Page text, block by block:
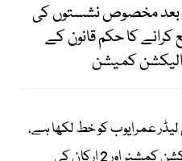
بعد مخصوص نشستوں کی
کا حکم قانون کے
کمیشن
عمرایوب کو خط لکھا ہے،